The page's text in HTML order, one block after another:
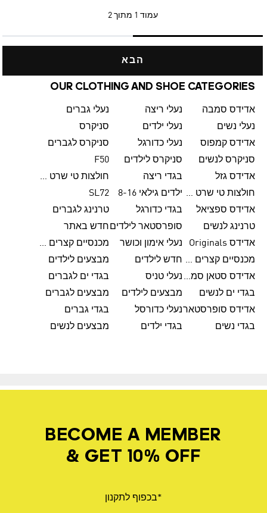
עמוד 1 מתוך 2
הבא
OUR CLOTHING AND SHOE CATEGORIES
אדידס סמבה נעלי ריצה
נעלי גברים
נעלי נשים
נעלי ילדים
סניקרס
אדידס קמפוס
נעלי כדורגל
סניקרס לגברים
סניקרס לנשים
סניקרס לילדים
F50
אדידס גזל
בגדי ריצה
חולצות טי שרט לגברים
חולצות טי שרט לנשים ילדים גילאי 8-16
SL72
אדידס ספציאל
בגדי כדורגל
טרנינג לגברים
טרנינג לנשים
סופרסטאר לילדים חדש באתר
אדידס Originals
נעלי אימון וכושר
מכנסיים קצרים לגברים
מכנסיים קצרים לנשים חדש לילדים
מבצעים לילדים
אדידס סטאן סמית' נעלי טניס
בגדי ים לגברים
בגדי ים לנשים
מבצעים לילדים
מבצעים לגברים
אדידס סופרסטארנעלי כדורסל
בגדי גברים
בגדי נשים
בגדי ילדים מבצעים לנשים
BECOME A MEMBER
& GET 10% OFF
*בכפוף לתקנון